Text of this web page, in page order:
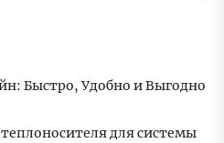
Быстро, Удобно и Выгодно
для системы